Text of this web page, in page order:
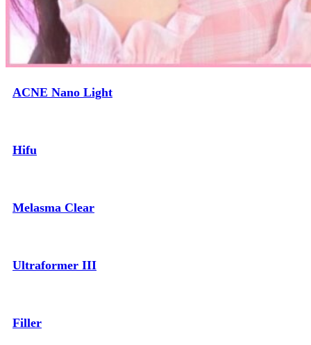
ACNE Nano Light
Hifu
Melasma Clear
Ultraformer III
Filler